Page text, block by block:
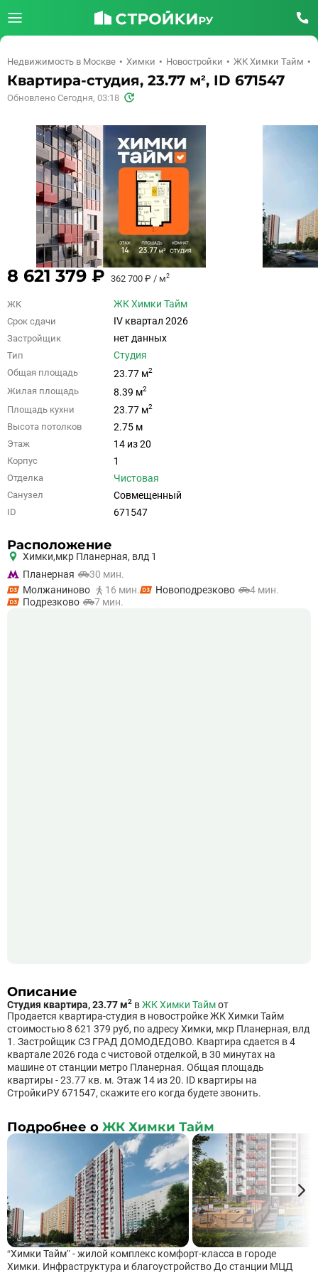
Недвижимость в Москве Химки Новостройки ЖК Химки Тайм
Квартира-студия, 23.77 м², ID 671547
Обновлено Сегодня, 03:18
8 621 379 ₽ 362 700 ₽ / м2
ЖК ЖК Химки Тайм
Срок сдачи IV квартал 2026
Застройщик нет данных
Тип Студия
Общая площадь 23.77 м2
Жилая площадь 8.39 м2
Площадь кухни 23.77 м2
Высота потолков 2.75 м
Этаж 14 из 20
Корпус 1
Отделка Чистовая
Санузел Совмещенный
ID 671547
Расположение
Химки,мкр Планерная, влд 1
Планерная
30 мин.
Молжаниново
16 мин. Новоподрезково
4 мин.
Подрезково
7 мин.
Описание
Студия квартира, 23.77 м2 вЖК Химки Таймот
Продается квартира-студия в новостройке ЖК Химки Тайм
стоимостью 8 621 379 руб, по адресу Химки, мкр Планерная, влд
1. Застройщик СЗ ГРАД ДОМОДЕДОВО. Квартира сдается в 4
квартале 2026 года с чистовой отделкой, в 30 минутах на
машине от станции метро Планерная. Общая площадь
квартиры - 23.77 кв. м. Этаж 14 из 20. ID квартиры на
СтройкиРУ 671547, скажите его когда будете звонить.
Подробнее о ЖК Химки Тайм
“Химки Тайм” - жилой комплекс комфорт-класса в городе
Химки. Инфраструктура и благоустройство До станции МЦД